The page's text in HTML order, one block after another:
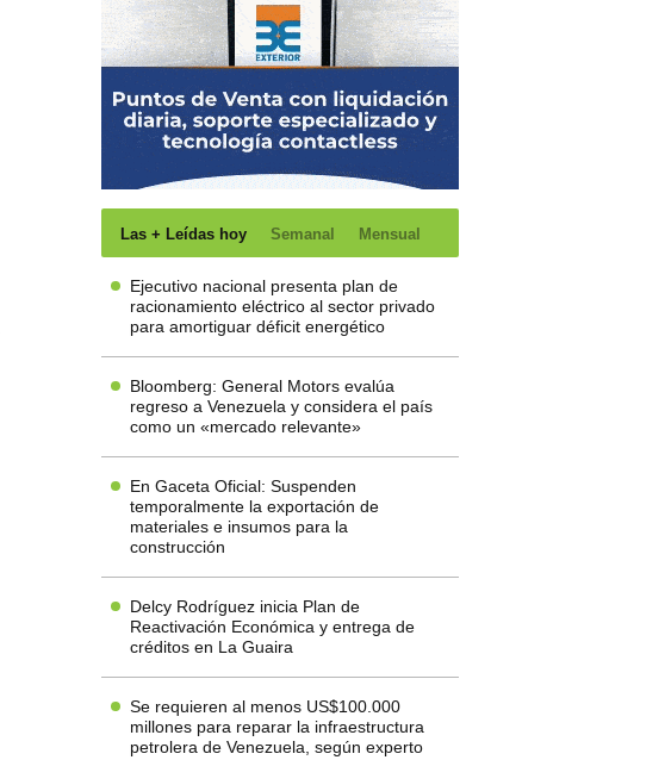
Las + Leídas hoy Semanal Mensual
Ejecutivo nacional presenta plan de
racionamiento eléctrico al sector privado
para amortiguar déficit energético
Bloomberg: General Motors evalúa
regreso a Venezuela y considera el país
como un «mercado relevante»
En Gaceta Oficial: Suspenden
temporalmente la exportación de
materiales e insumos para la
construcción
Delcy Rodríguez inicia Plan de
Reactivación Económica y entrega de
créditos en La Guaira
Se requieren al menos US$100.000
millones para reparar la infraestructura
petrolera de Venezuela, según experto